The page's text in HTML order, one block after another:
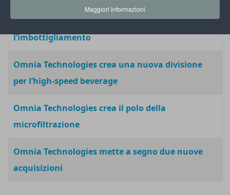
Maggiori informazioni
Omnia Technologies: al Simei tutte le novità per
l’imbottigliamento
Omnia Technologies crea una nuova divisione
per l’high-speed beverage
Omnia Technologies crea il polo della
microfiltrazione
Omnia Technologies mette a segno due nuove
acquisizioni